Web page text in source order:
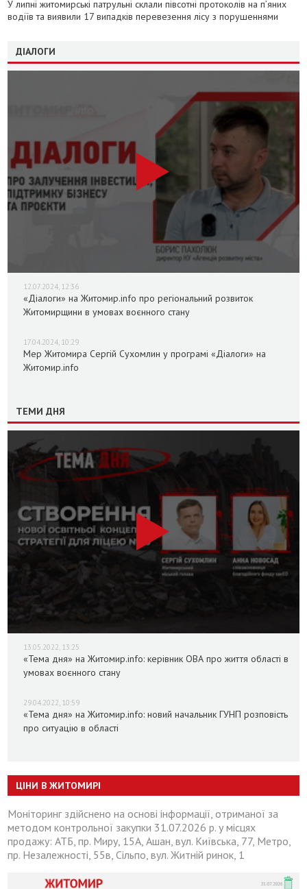
У липні житомирські патрульні склали півсотні протоколів на пʼяних
водіїв та виявили 17 випадків перевезення лісу з порушеннями
ДІАЛОГИ
12.07.2024, 12:36
«Діалоги» на Житомир.info про регіональний розвиток
Житомирщини в умовах воєнного стану
17.04.2024, 10:29
Мер Житомира Сергій Сухомлин у програмі «Діалоги» на
Житомир.info
ТЕМИ ДНЯ
13.05.2022, 13:25
«Тема дня» на Житомир.info: керівник ОВА про життя області в
умовах воєнного стану
29.04.2022, 10:59
«Тема дня» на Житомир.info: новий начальник ГУНП розповість
про ситуацію в області
ЦІНИ В ЖИТОМИРІ
Моніторинг здійснено на основі інформації, отриманої за
методом контрольної закупки 31.07.2026 р. у місцях
продажу: АТБ, пр. Миру, 15А, Ашан, вул. Київська, 77, Метро,
пр. Незалежності, 55в, Сільпо, вул. Житній ринок, 1